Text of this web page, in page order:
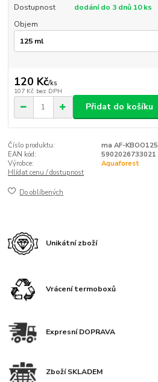
Dostupnost
dodání do 3 dnů 10 ks
Objem
120 Kč/ks
107 Kč bez DPH
Přidat do košíku
Číslo produktu:
ma AF-KBOO125
EAN kód:
5902026733021
Výrobce:
Aquaforest
Hlídat cenu / dostupnost
Do oblíbených
Unikátní zboží
Vrácení termoboxů
Expresní DOPRAVA
Zboží SKLADEM